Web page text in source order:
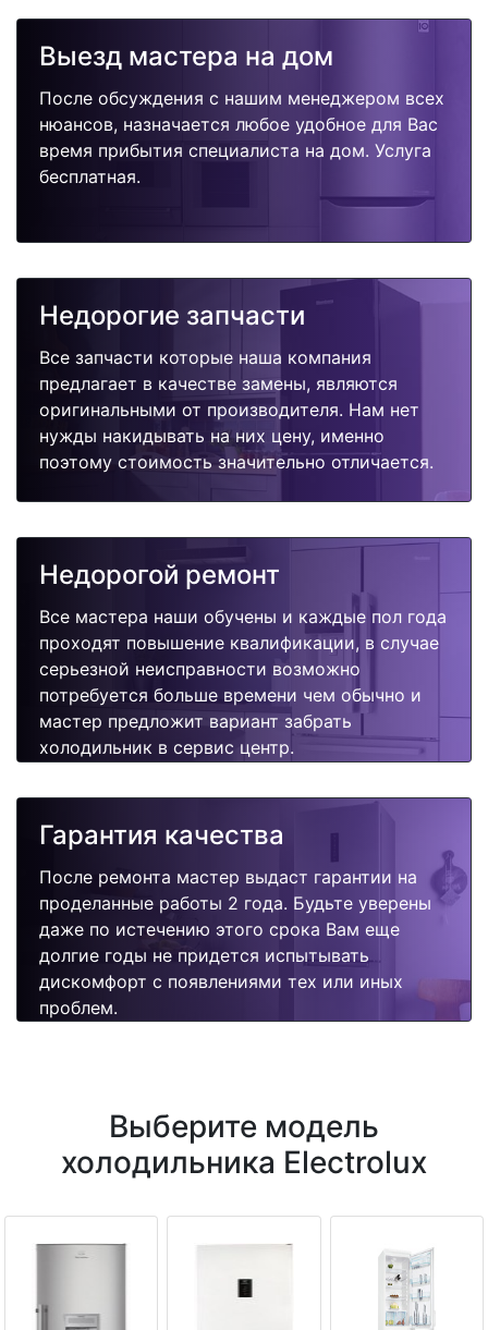
поломок.
Выезд мастера на дом
После обсуждения с нашим менеджером всех
нюансов, назначается любое удобное для Вас
время прибытия специалиста на дом. Услуга
бесплатная.
Недорогие запчасти
Все запчасти которые наша компания
предлагает в качестве замены, являются
оригинальными от производителя. Нам нет
нужды накидывать на них цену, именно
поэтому стоимость значительно отличается.
Недорогой ремонт
Все мастера наши обучены и каждые пол года
проходят повышение квалификации, в случае
серьезной неисправности возможно
потребуется больше времени чем обычно и
мастер предложит вариант забрать
холодильник в сервис центр.
Гарантия качества
После ремонта мастер выдаст гарантии на
проделанные работы 2 года. Будьте уверены
даже по истечению этого срока Вам еще
долгие годы не придется испытывать
дискомфорт с появлениями тех или иных
проблем.
Выберите модель
холодильника Electrolux